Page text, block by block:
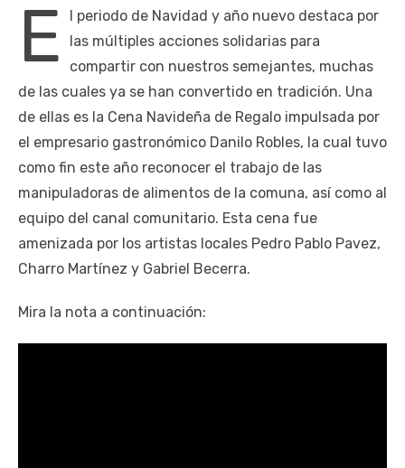
E
l periodo de Navidad y año nuevo destaca por
las múltiples acciones solidarias para
compartir con nuestros semejantes, muchas
de las cuales ya se han convertido en tradición. Una
de ellas es la Cena Navideña de Regalo impulsada por
el empresario gastronómico Danilo Robles, la cual tuvo
como fin este año reconocer el trabajo de las
manipuladoras de alimentos de la comuna, así como al
equipo del canal comunitario. Esta cena fue
amenizada por los artistas locales Pedro Pablo Pavez,
Charro Martínez y Gabriel Becerra.
Mira la nota a continuación: